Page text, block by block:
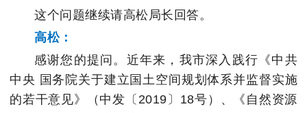
这个问题继续请高松局长回答。
高松：
感谢您的提问。近年来，我市深入践行《中共
中央 国务院关于建立国土空间规划体系并监督实施
的若干意见》（中发〔2019〕18号）、《自然资源